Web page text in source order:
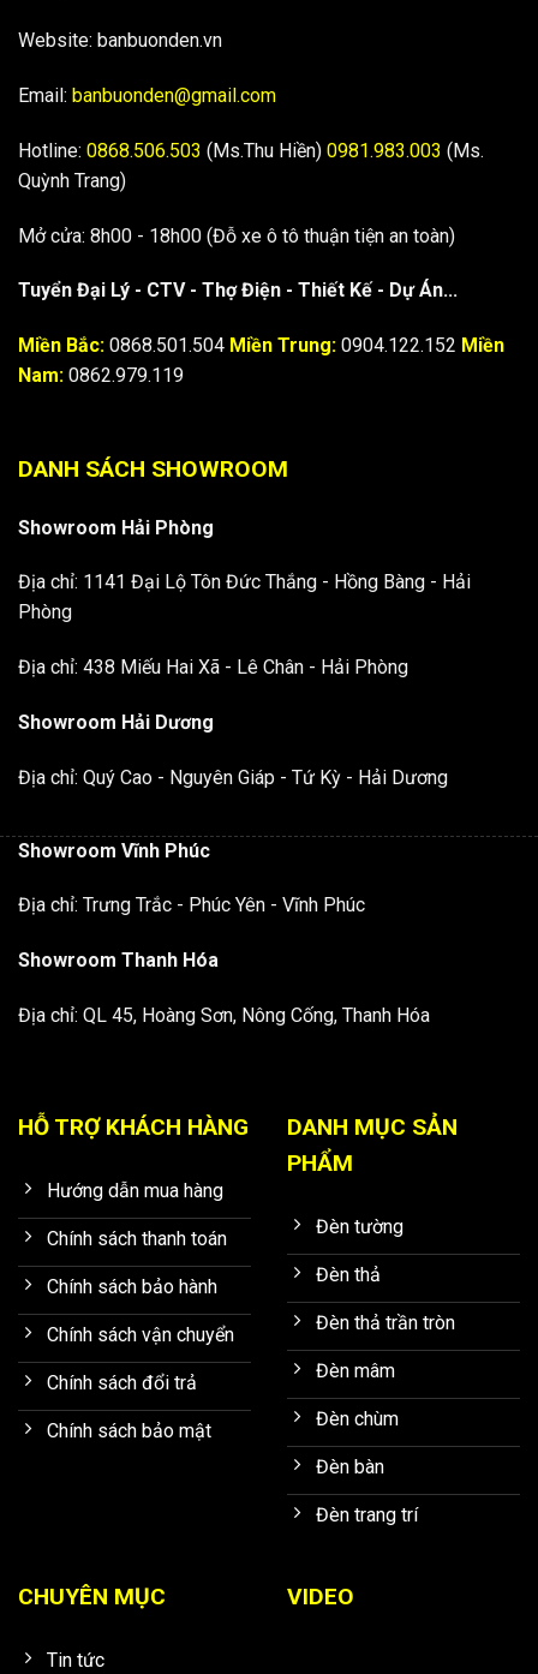
Website: banbuonden.vn
Email: banbuonden@gmail.com
Hotline: 0868.506.503 (Ms.Thu Hiền) 0981.983.003 (Ms.
Quỳnh Trang)
Mở cửa: 8h00 - 18h00 (Đỗ xe ô tô thuận tiện an toàn)
Tuyển Đại Lý - CTV - Thợ Điện - Thiết Kế - Dự Án...
Miền Bắc: 0868.501.504 Miền Trung: 0904.122.152 Miền
Nam: 0862.979.119
DANH SÁCH SHOWROOM
Showroom Hải Phòng
Địa chỉ: 1141 Đại Lộ Tôn Đức Thắng - Hồng Bàng - Hải
Phòng
Địa chỉ: 438 Miếu Hai Xã - Lê Chân - Hải Phòng
Showroom Hải Dương
Địa chỉ: Quý Cao - Nguyên Giáp - Tứ Kỳ - Hải Dương
Showroom Vĩnh Phúc
Địa chỉ: Trưng Trắc - Phúc Yên - Vĩnh Phúc
Showroom Thanh Hóa
Địa chỉ: QL 45, Hoàng Sơn, Nông Cống, Thanh Hóa
HỖ TRỢ KHÁCH HÀNG
Hướng dẫn mua hàng
Chính sách thanh toán
Chính sách bảo hành
Chính sách vận chuyển
Chính sách đổi trả
Chính sách bảo mật
DANH MỤC SẢN
PHẨM
Đèn tường
Đèn thả
Đèn thả trần tròn
Đèn mâm
Đèn chùm
Đèn bàn
Đèn trang trí
CHUYÊN MỤC
Tin tức
VIDEO